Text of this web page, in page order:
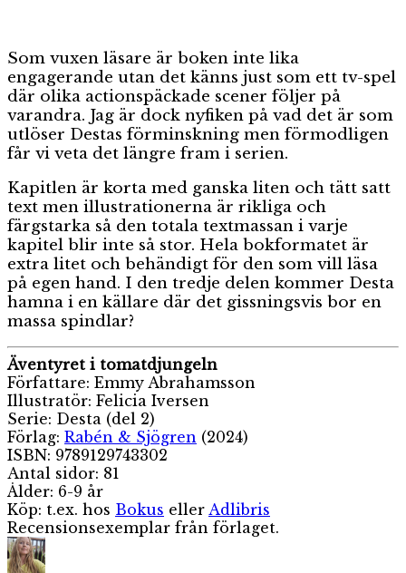
Som vuxen läsare är boken inte lika
engagerande utan det känns just som ett tv-spel
där olika actionspäckade scener följer på
varandra. Jag är dock nyfiken på vad det är som
utlöser Destas förminskning men förmodligen
får vi veta det längre fram i serien.
Kapitlen är korta med ganska liten och tätt satt
text men illustrationerna är rikliga och
färgstarka så den totala textmassan i varje
kapitel blir inte så stor. Hela bokformatet är
extra litet och behändigt för den som vill läsa
på egen hand. I den tredje delen kommer Desta
hamna i en källare där det gissningsvis bor en
massa spindlar?
Äventyret i tomatdjungeln
Författare: Emmy Abrahamsson
Illustratör: Felicia Iversen
Serie: Desta (del 2)
Förlag: Rabén & Sjögren (2024)
ISBN: 9789129743302
Antal sidor: 81
Ålder: 6-9 år
Köp: t.ex. hos Bokus eller Adlibris
Recensionsexemplar från förlaget.